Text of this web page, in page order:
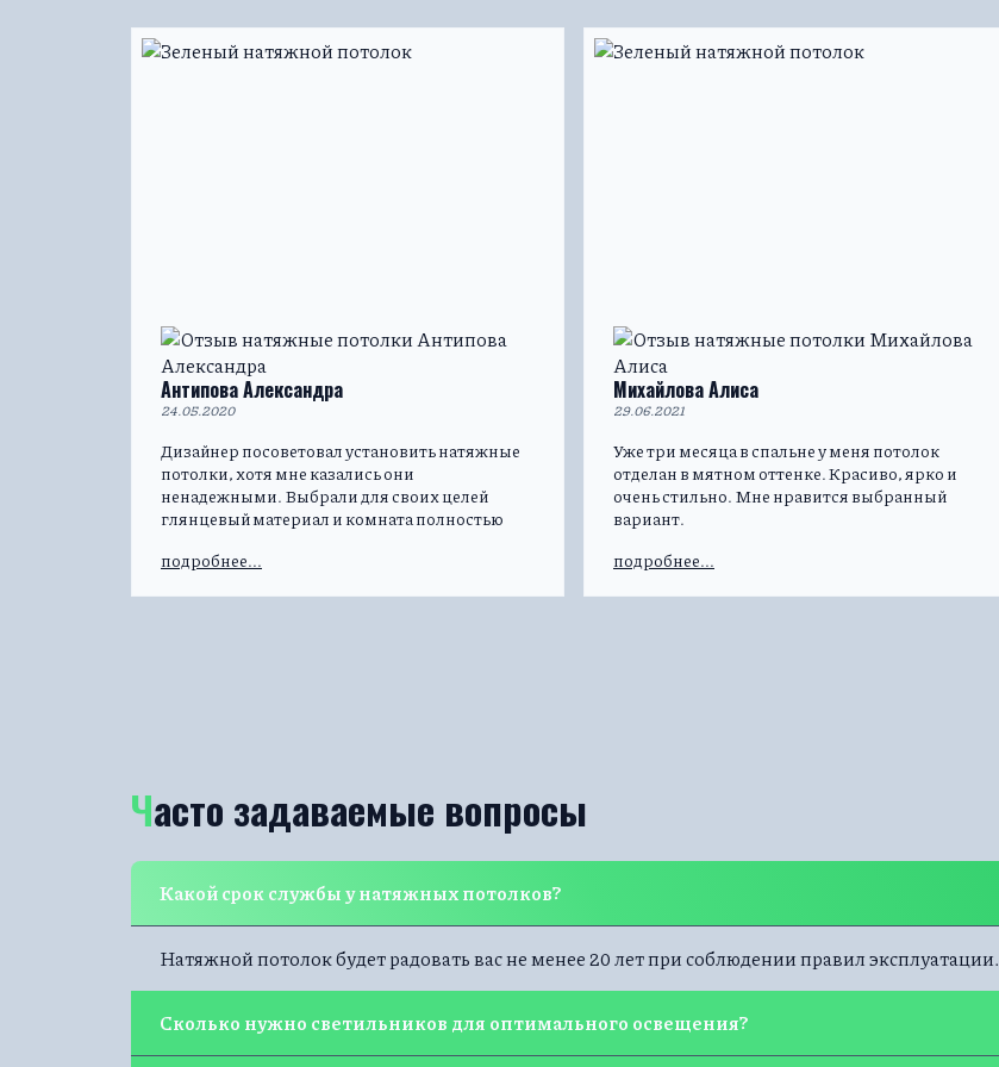
Антипова Александра
24.05.2020
Дизайнер посоветовал установить натяжные
потолки, хотя мне казались они
ненадежными. Выбрали для своих целей
глянцевый материал и комната полностью
выцветают, что существенный плюс, так как в
подробнее...
Михайлова Алиса
29.06.2021
Уже три месяца в спальне у меня потолок
отделан в мятном оттенке. Красиво, ярко и
очень стильно. Мне нравится выбранный
вариант.
подробнее...
Часто задаваемые вопросы
Какой срок службы у натяжных потолков?
Натяжной потолок будет радовать вас не менее 20 лет при соблюдении правил эксплуатации.
Сколько нужно светильников для оптимального освещения?